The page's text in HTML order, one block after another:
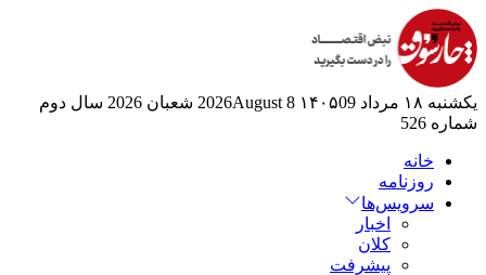
یکشنبه ۱۸ مرداد ۱۴۰۵ 09 2026August 8 شعبان 2026
سال دوم
شماره 526
خانه
روزنامه
سرویس‌ها
اخبار
کلان
پیشرفت